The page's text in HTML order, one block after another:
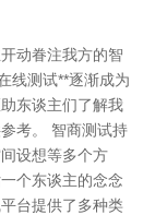
动眷注我方的智
线测试**逐渐成为
东谈主们了解我
考。 智商测试持
设想等多个方
个东谈主的念念
台提供了多种类